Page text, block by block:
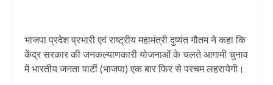
भाजपा प्रदेश प्रभारी एवं राष्ट्रीय महामंत्री दुष्यंत गौतम ने कहा कि
केंद्र सरकार की जनकल्याणकारी योजनाओं के चलते आगामी चुनाव
में भारतीय जनता पार्टी (भाजपा) एक बार फिर से परचम लहरायेगी।